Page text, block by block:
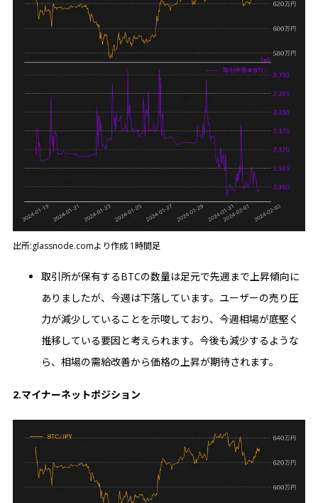
出所:glassnode.comより作成 1時間足
取引所が保有するBTCの数量は足元で先週まで上昇傾向に
ありましたが、今週は下落しています。ユーザーの売り圧
力が減少していることを示唆しており、今週相場が底堅く
推移している要因と考えられます。今後も減少するような
ら、相場の需給改善から価格の上昇が期待されます。
2.マイナーネットポジション